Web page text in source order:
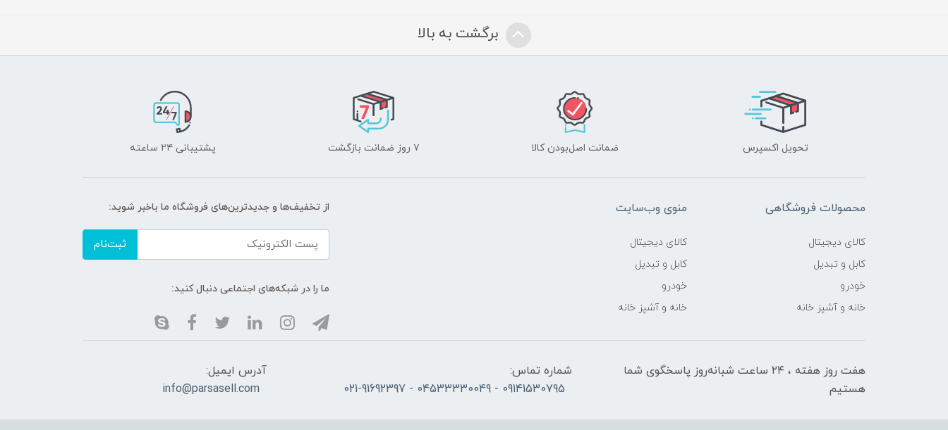
برگشت به بالا
تحویل اکسپرس ضمانت اصل‌بودن کالا ۷ روز ضمانت بازگشت پشتیبانی ۲۴ ساعته
محصولات فروشگاهی
کالای دیجیتال
کابل و تبدیل
خودرو
خانه و آشپز خانه
منوی وب‌سایت
کالای دیجیتال
کابل و تبدیل
خودرو
خانه و آشپز خانه
از تخفیف‌ها و جدیدترین‌های فروشگاه ما باخبر شوید:
ثبت‌نام
ما را در شبکه‌های اجتماعی دنبال کنید:
هفت روز هفته ، ۲۴ ساعت شبانه‌روز پاسخگوی شما
هستیم
شماره تماس:
09141530795 - 04533330049 - 021-91692397
آدرس ایمیل:
info@parsasell.com